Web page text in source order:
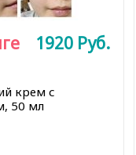
крем с
50 мл
1920 Руб.